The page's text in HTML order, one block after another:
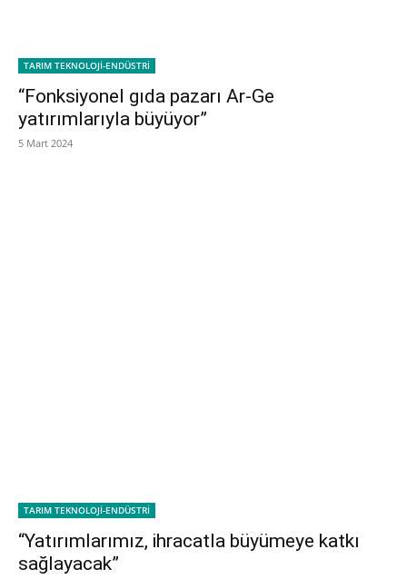
TARIM TEKNOLOJİ-ENDÜSTRİ
“Fonksiyonel gıda pazarı Ar-Ge
yatırımlarıyla büyüyor”
5 Mart 2024
TARIM TEKNOLOJİ-ENDÜSTRİ
“Yatırımlarımız, ihracatla büyümeye katkı
sağlayacak”